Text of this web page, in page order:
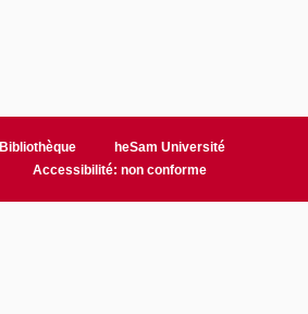
Bibliothèque
heSam Université
Accessibilité: non conforme